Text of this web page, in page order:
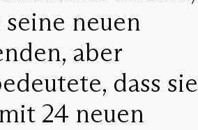
neuen
aber
dass sie
24 neuen